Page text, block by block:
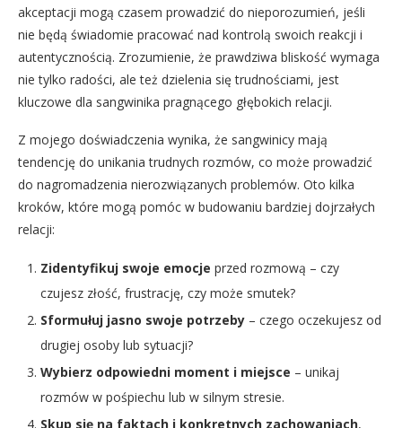
akceptacji mogą czasem prowadzić do nieporozumień, jeśli
nie będą świadomie pracować nad kontrolą swoich reakcji i
autentycznością. Zrozumienie, że prawdziwa bliskość wymaga
nie tylko radości, ale też dzielenia się trudnościami, jest
kluczowe dla sangwinika pragnącego głębokich relacji.
Z mojego doświadczenia wynika, że sangwinicy mają
tendencję do unikania trudnych rozmów, co może prowadzić
do nagromadzenia nierozwiązanych problemów. Oto kilka
kroków, które mogą pomóc w budowaniu bardziej dojrzałych
relacji:
Zidentyfikuj swoje emocje przed rozmową – czy
czujesz złość, frustrację, czy może smutek?
Sformułuj jasno swoje potrzeby – czego oczekujesz od
drugiej osoby lub sytuacji?
Wybierz odpowiedni moment i miejsce – unikaj
rozmów w pośpiechu lub w silnym stresie.
Skup się na faktach i konkretnych zachowaniach,